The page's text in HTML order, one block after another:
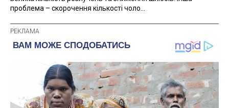
проблема – скорочення кількості чоло...